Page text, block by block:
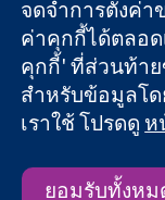
The Cochrane
และบริษัทจำกัดโดยก
ในอังกฤษและเวลส์ ห
2127 49
สงวนลิขสิทธิ์ © 2026
ข้อกำหนดและเงื่อนไ
ผิดชอบ|ความเป็นส่วน
จดจำการตั้งค่
ค่าคุกกี้ได้ตลอด
คุกกี้' ที่ส่วนท้า
สำหรับข้อมูลโด
เราใช้ โปรดดู ห
ยอมรับทั้งหม